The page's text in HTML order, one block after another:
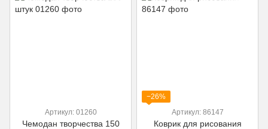
Артикул: 01260
Чемодан творчества 150
−26%
Артикул: 86147
Коврик для рисования